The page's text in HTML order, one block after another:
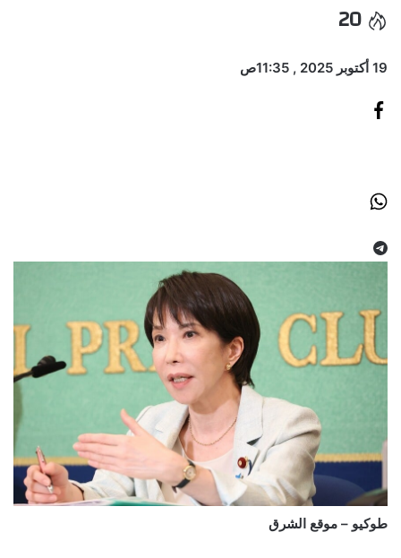
20
19 أكتوبر 2025 , 11:35ص
طوكيو – موقع الشرق